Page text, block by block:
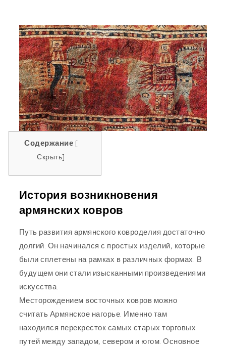
Содержание [
Скрыть]
История возникновения
армянских ковров
Путь развития армянского ковроделия достаточно
долгий. Он начинался с простых изделий, которые
были сплетены на рамках в различных формах. В
будущем они стали изысканными произведениями
искусства.
Месторождением восточных ковров можно
считать Армянское нагорье. Именно там
находился перекресток самых старых торговых
путей между западом, севером и югом. Основное